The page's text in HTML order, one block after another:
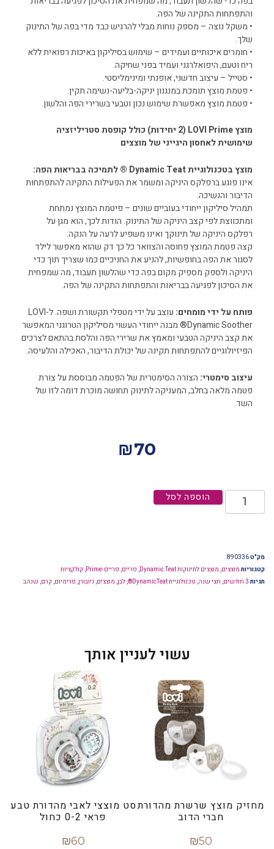
והתפתחות התקינה של הפה.
• משקל נוצה – מספק נוחות מבלי להרגיש כבד מדי בפה של התינוק
שלך.
• חומרים איכותיים ועמידים – שימוש בסיליקון באיכות רפואית ללא
ריח וטעם, היפואלרגני ועמיד בפני שחיקה.
• סטייל – עיצוב חדשני, אופנתי ומינימליסטי.
• פטמת מוצץ תומכת במנגנון יניקה-בליעה-נשימה תקין.
• פטמת מוצץ מאפשרת שימוש נכון וטבעי בשרירי הפה והלשון.
מוצץ LOVI Prime (2 יחידות) כולל קופסת סטריליזציה
שימושית לאחסון היגייני של מוצצים
מוצץ בטכנולוגיית Dynamic Teat ® לתמיכה בבריאות הפה:
אינו פוגע ברפלקס היניקה ומשמר את הפעילות התקינה להתפתחות
הדיבור והנשיכה.
תמהיל סיליקון ייחודי בעוביים שונים – פיטמת המוצץ נמתחת
ומתכווצת לפי קצב היניקה של התינוק. הודות לכך, הוא מגן על
רפלקס היניקה של תינוקך ואינו משפיע לרעה על הנקה.
קצה פטמת המוצץ פחוסה והצוואר כל כך דק שהוא מאפשר לילד
לסגור את הפה בחופשיות, להניע את החניכיים כמו שצריך תוך כדי
היניקה ולספק מספיק מקום בפה כדי שהלשון תעבוד, מה שמפחית
את הסיכון לפגיעה בבריאות והתפתחות התקינה של הפה.
פותח על ידי מומחים:
עוצב על ידי מטפלי תקשורת ושפה. ל-LOVI
Dynamic Soother® מבנה ייחודי העשוי מסיליקון הטרוגני המאפשר
את קצב היניקה הטבעי ומאמץ את שרירי הפה והלסת בהתאם לצרכים
הפיזיולוגיים להתפתחות תקינה של יכולת הדיבור, האכילה והלעיסה.
עיצוב סימטרי: הצורה הסימטרית של הפטמה מבוססת על צורת
פטמה מלאה בחלב, המעניקה לתינוק תחושה מוכרת דומה לזו של
השד.
₪70
הוספה לסל
מק"ט890336
קטגוריות מוצצים, מוצצים לתינוקות Dynamic Teat , פריים, פריים-Prime , קולקציות
תגיות 3 חודשים , חצי שנה, טכנולוגיית DynamicTeat® , לבן, מוצצים, ניובורן, פרימיום, קרם, שנהב
עשוי לעניין אותך
מחזיק מוצץ שרשרת מהדורת
חברי הדוב
₪50
סט מוצצי לאבי מהדורת טבע
פראי 0-2 כחול
₪60